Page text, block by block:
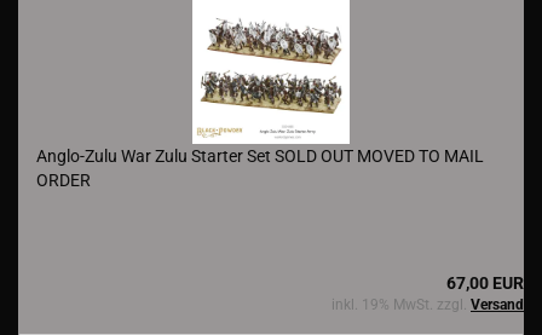
Anglo-Zulu War Zulu Starter Set SOLD OUT MOVED TO MAIL
ORDER
67,00 EUR
inkl. 19% MwSt. zzgl. Versand